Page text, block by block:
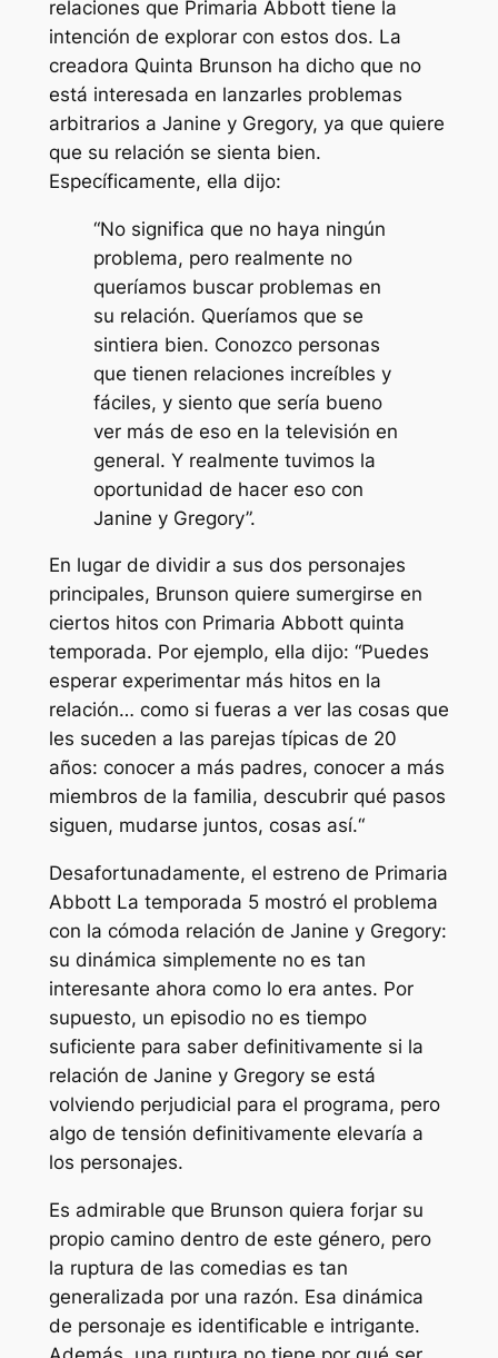
relaciones que Primaria Abbotttiene la
intención de explorar con estos dos. La
creadora Quinta Brunson ha dicho que no
está interesada en lanzarles problemas
arbitrarios a Janine y Gregory, ya que quiere
que su relación se sienta bien.
Específicamente, ella dijo:
“No significa que no haya ningún
problema, pero realmente no
queríamos buscar problemas en
su relación. Queríamos que se
sintiera bien. Conozco personas
que tienen relaciones increíbles y
fáciles, y siento que sería bueno
ver más de eso en la televisión en
general. Y realmente tuvimos la
oportunidad de hacer eso con
Janine y Gregory”.
En lugar de dividir a sus dos personajes
principales, Brunson quiere sumergirse en
ciertos hitos con Primaria Abbott quinta
temporada. Por ejemplo, ella dijo: “Puedes
esperar experimentar más hitos en la
relación… como si fueras a ver las cosas que
les suceden a las parejas típicas de 20
años: conocer a más padres, conocer a más
miembros de la familia, descubrir qué pasos
siguen, mudarse juntos, cosas así.“
Desafortunadamente, el estreno de Primaria
Abbott La temporada 5 mostró el problema
con la cómoda relación de Janine y Gregory:
su dinámica simplemente no es tan
interesante ahora como lo era antes. Por
supuesto, un episodio no es tiempo
suficiente para saber definitivamente si la
relación de Janine y Gregory se está
volviendo perjudicial para el programa, pero
algo de tensión definitivamente elevaría a
los personajes.
Es admirable que Brunson quiera forjar su
propio camino dentro de este género, pero
la ruptura de las comedias es tan
generalizada por una razón. Esa dinámica
de personaje es identificable e intrigante.